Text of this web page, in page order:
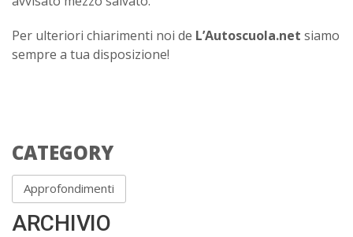
Per ulteriori chiarimenti noi de L’Autoscuola.net siamo
sempre a tua disposizione!
CATEGORY
Approfondimenti
ARCHIVIO